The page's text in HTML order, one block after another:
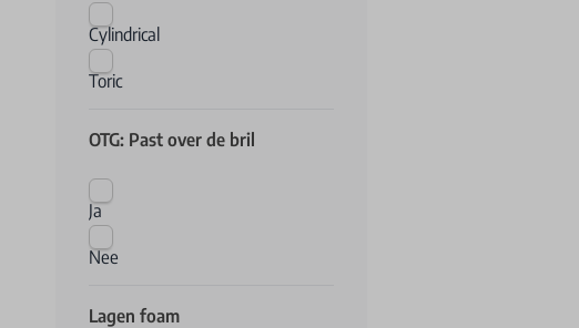
Cylindrical
Toric
OTG: Past over de bril
Ja
Nee
Lagen foam